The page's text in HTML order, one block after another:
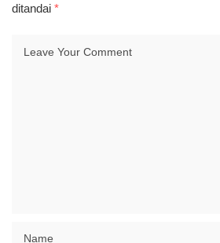
ditandai *